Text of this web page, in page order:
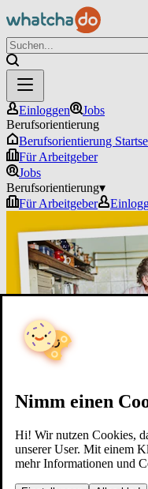
Nimm einen
Hi! Wir nutzen Cookies,
unserer User. Mit einem
mehr Informationen und
Einloggen
Jobs
Berufsorientierung
Berufsorientierung
Für Arbeitgeber
Jobs
Berufsorientierung▾
Für Arbeitgeber